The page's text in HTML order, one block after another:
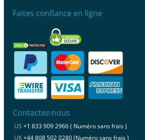
Faites confiance en ligne
Contactez-nous
US +1 833 909 2966 ( Numéro sans frais )
UK+44 808 502 0280 (Numéro sans frais )